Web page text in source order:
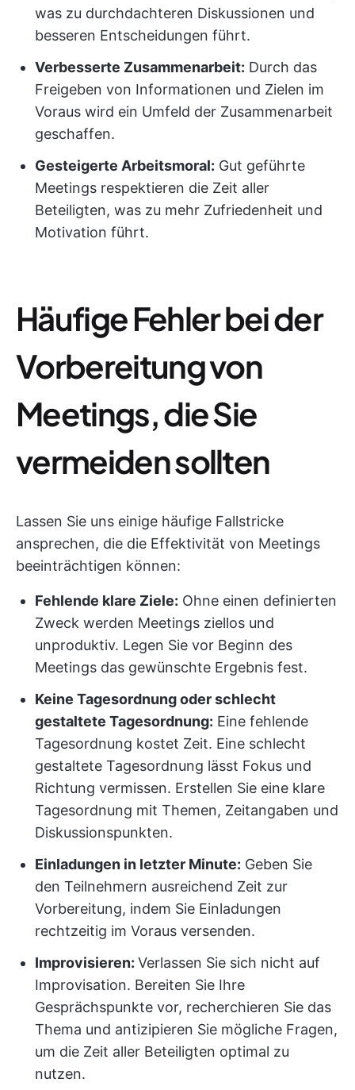
was zu durchdachteren Diskussionen und
besseren Entscheidungen führt.
Verbesserte Zusammenarbeit: Durch das
Freigeben von Informationen und Zielen im
Voraus wird ein Umfeld der Zusammenarbeit
geschaffen.
Gesteigerte Arbeitsmoral: Gut geführte
Meetings respektieren die Zeit aller
Beteiligten, was zu mehr Zufriedenheit und
Motivation führt.
Häufige Fehler bei der
Vorbereitung von
Meetings, die Sie
vermeiden sollten
Lassen Sie uns einige häufige Fallstricke
ansprechen, die die Effektivität von Meetings
beeinträchtigen können:
Fehlende klare Ziele: Ohne einen definierten
Zweck werden Meetings ziellos und
unproduktiv. Legen Sie vor Beginn des
Meetings das gewünschte Ergebnis fest.
Keine Tagesordnung oder schlecht
gestaltete Tagesordnung: Eine fehlende
Tagesordnung kostet Zeit. Eine schlecht
gestaltete Tagesordnung lässt Fokus und
Richtung vermissen. Erstellen Sie eine klare
Tagesordnung mit Themen, Zeitangaben und
Diskussionspunkten.
Einladungen in letzter Minute: Geben Sie
den Teilnehmern ausreichend Zeit zur
Vorbereitung, indem Sie Einladungen
rechtzeitig im Voraus versenden.
Improvisieren: Verlassen Sie sich nicht auf
Improvisation. Bereiten Sie Ihre
Gesprächspunkte vor, recherchieren Sie das
Thema und antizipieren Sie mögliche Fragen,
um die Zeit aller Beteiligten optimal zu
nutzen.